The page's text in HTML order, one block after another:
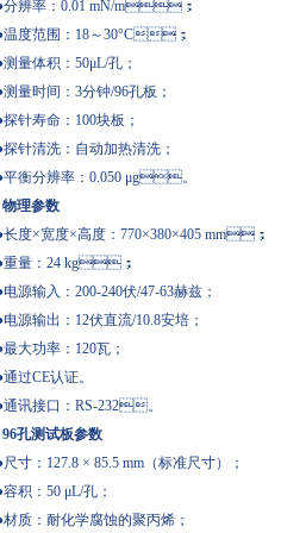
辨率：0.01 mN/m；
温度范围：18～
量体积：50μL/孔；
量时间：3分钟/96孔板；
针寿命：100块板；
针清洗：自动加热清洗；
衡分辨率：0.050 μg。
、物理参数
度×宽度×高度：770×380×405
量：24 kg；
源输入：200-240伏/47-63赫兹；
源输出：12伏直流/10.8安培；
大功率：120瓦
过CE认证。
讯接口：RS-232。
、96孔测试板参数
寸：127.8 × 85.5 mm（标准尺寸）
积：50 μL/孔；
质：耐化学腐蚀的聚丙烯；